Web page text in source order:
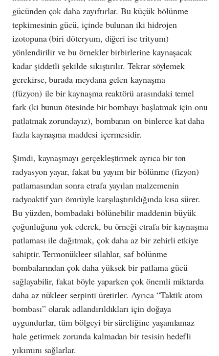
gücünden çok daha zayıftırlar. Bu küçük bölünme
tepkimesinin gücü, içinde bulunan iki hidrojen
izotopuna (biri döteryum, diğeri ise trityum)
yönlendirilir ve bu örnekler birbirlerine kaynaşacak
kadar şiddetli şekilde sıkıştırılır. Tekrar söylemek
gerekirse, burada meydana gelen kaynaşma
(füzyon) ile bir kaynaşma reaktörü arasındaki temel
fark (ki bunun ötesinde bir bombayı başlatmak için onu
patlatmak zorundayız), bombanın on binlerce kat daha
fazla kaynaşma maddesi içermesidir.
Şimdi, kaynaşmayı gerçekleştirmek ayrıca bir ton
radyasyon yayar, fakat bu yayım bir bölünme (fizyon)
patlamasından sonra etrafa yayılan malzemenin
radyoaktif yarı ömrüyle karşılaştırıldığında kısa sürer.
Bu yüzden, bombadaki bölünebilir maddenin büyük
çoğunluğunu yok ederek, bu örneği etrafa bir kaynaşma
patlaması ile dağıtmak, çok daha az bir zehirli etkiye
sahiptir. Termonükleer silahlar, saf bölünme
bombalarından çok daha yüksek bir patlama gücü
sağlayabilir, fakat böyle yaparken çok önemli miktarda
daha az nükleer serpinti üretirler. Ayrıca “Taktik atom
bombası” olarak adlandırıldıkları için doğaya
uygundurlar, tüm bölgeyi bir süreliğine yaşanılamaz
hale getirmek zorunda kalmadan bir tesisin hedefli
yıkımını sağlarlar.